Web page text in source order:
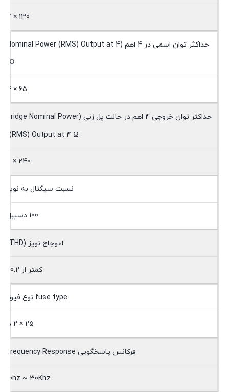
130 × 4
حداکثر توان اسمی در 4 اهم (Nominal Power (RMS) Output at 4
Ω)
65 × 4
حداکثر توان خروجی 4 اهم در حالت پل زنی (bridge Nominal Power
(RMS) Output at 4 Ω)
240 × 2
نسبت سیگنال به نویز
100 دسیبل
اعوجاج نویز (THD)
کمتر از 0.2٪
fuse type نوع فیوز
25 × 2 A
فرکانس پاسخگویی Frequency Response
10hz ~ 30Khz